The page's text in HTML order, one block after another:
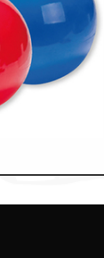
Kampfsport
Klettern
Leichtathletik